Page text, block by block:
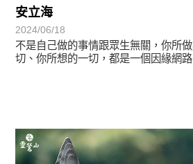
安立海
2024/06/18
不是自己做的事情跟眾生無關，你所
切、你所想的一切，都是一個因緣網路